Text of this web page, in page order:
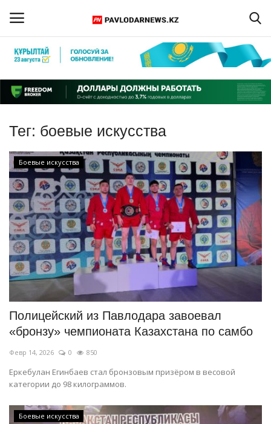
Регистрация
Главная
Обратная связь
ПАВЛОДАРСКАЯ ОБЛАСТЬ
КАЗАХСТАН
МИР
СПЕЦПРОЕКТЫ
СПОРТ
Чек-лист
РАЗВЛЕЧЕНИЯ
OFFICIAL
Курултай
Тег: боевые искусства
Боевые искусства
Полицейский из Павлодара завоевал
«бронзу» чемпионата Казахстана по самбо
Февр 14, 2026 0 850
Еркебулан Егинбаев стал бронзовым призёром в весовой
категории до 98 килограммов.
Боевые искусства